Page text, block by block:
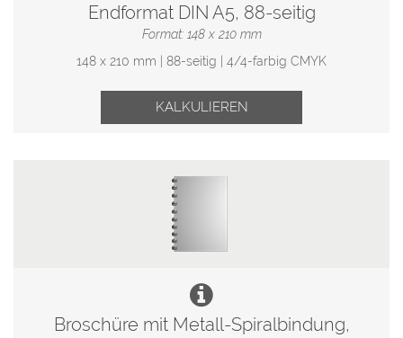
Endformat DIN A5, 88-seitig
Format: 148 x 210 mm
148 x 210 mm | 88-seitig | 4/4-farbig CMYK
KALKULIEREN
Broschüre mit Metall-Spiralbindung,